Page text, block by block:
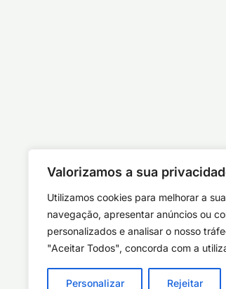
Valorizamos a sua
Utilizamos cookies para melhorar a
navegação, apresentar anúncios ou
personalizados e analisar o nosso
"Aceitar Todos", concorda com a
Personalizar Rejeitar